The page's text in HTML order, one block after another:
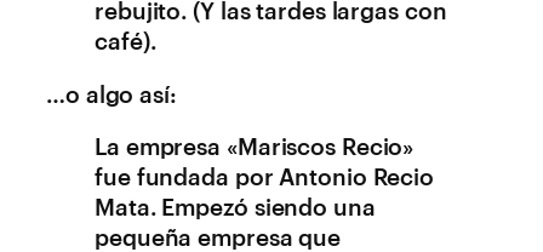
rebujito. (Y las tardes largas con
café).
…o algo así:
La empresa «Mariscos Recio»
fue fundada por Antonio Recio
Mata. Empezó siendo una
pequeña empresa que